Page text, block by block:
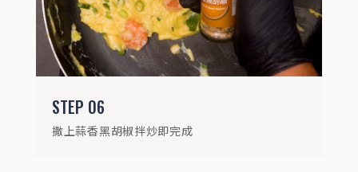
STEP 06
撒上蒜香黑胡椒拌炒即完成